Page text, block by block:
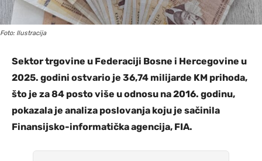
Foto: Ilustracija
Sektor trgovine u Federaciji Bosne i Hercegovine u
2025. godini ostvario je 36,74 milijarde KM prihoda,
što je za 84 posto više u odnosu na 2016. godinu,
pokazala je analiza poslovanja koju je sačinila
Finansijsko-informatička agencija, FIA.